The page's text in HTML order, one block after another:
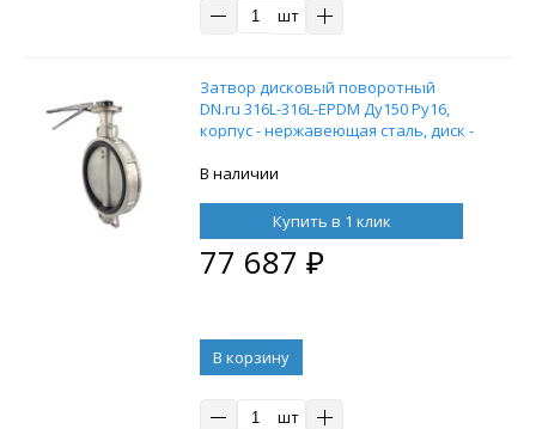
шт
Затвор дисковый поворотный
DN.ru 316L-316L-EPDM Ду150 Ру16,
корпус - нержавеющая сталь, диск -
EPDM, с ручкой
В наличии
Купить в 1 клик
77 687 ₽
В корзину
шт